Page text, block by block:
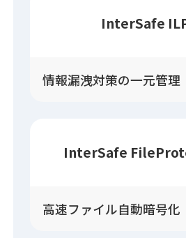
InterSafe
情報漏洩対策の一元管理
InterSafe
高速ファイル自動暗号化